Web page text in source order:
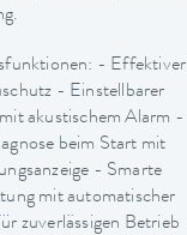
- Effektiver
- Einstellbarer
akustischem Alarm -
beim Start mit
- Smarte
mit automatischer
zuverlässigen Betrieb